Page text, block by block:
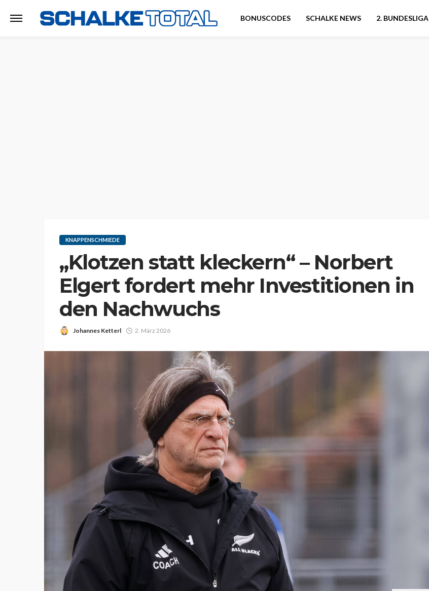
BONUSCODES SCHALKE NEWS 2. BUNDESLIGA
KNAPPENSCHMIEDE
„Klotzen statt kleckern“ – Norbert
Elgert fordert mehr Investitionen in
den Nachwuchs
Johannes Ketterl 2. März 2026